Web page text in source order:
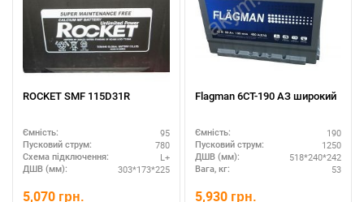
ROCKET SMF 115D31R
Ємність: 95
Пусковий струм: 780
Схема підключення: L+
ДШВ (мм): 303*173*225
5,070 грн.
Flagman 6СТ-190 АЗ широкий
Ємність: 190
Пусковий струм: 1250
ДШВ (мм): 518*240*242
Вага, кг: 53
5,930 грн.